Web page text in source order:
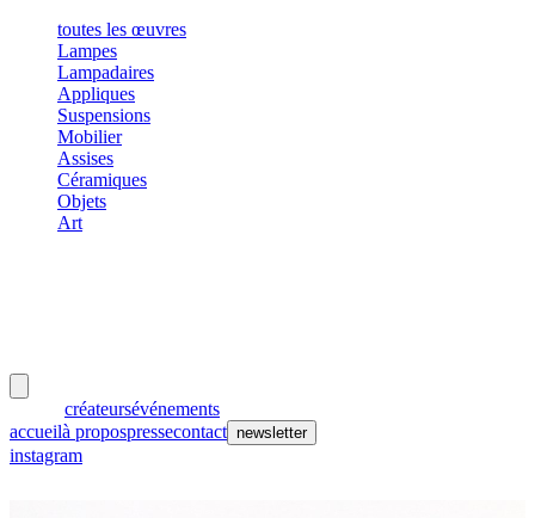
toutes les œuvres
Lampes
Lampadaires
Appliques
Suspensions
Mobilier
Assises
Céramiques
Objets
Art
créateursévénements
accueilà propospressecontact newsletter
instagram